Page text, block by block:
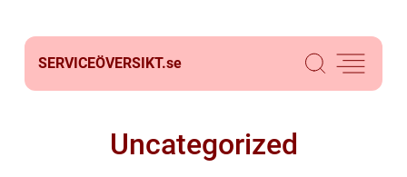
SERVICEÖVERSIKT.se
Uncategorized